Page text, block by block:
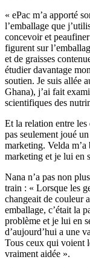
« ePac m’a apporté
l’emballage que
concevoir et
figurent sur
et de graisses
étudier davantage
soutien. Je suis allée
Ghana), j’ai fait
scientifiques des
Et la relation entre les
pas seulement joué
marketing. Velda m’a
marketing et je lui en
Nana n’a pas non
train : « Lorsque les
changeait de couleur
emballage, c’était la
problème et je lui en
d’aujourd’hui a une
Tous ceux qui voient
vraiment aidée ».